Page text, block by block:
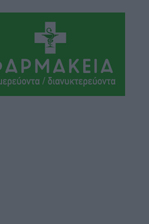
37χρονη στη Ρόδο γιατί
αφήσει τα τρία ανήλικα παιδιά της
επιτήρηση
Ειδήσεις πριν 16 ώρες
Καλυθιών: Απέκτησε την